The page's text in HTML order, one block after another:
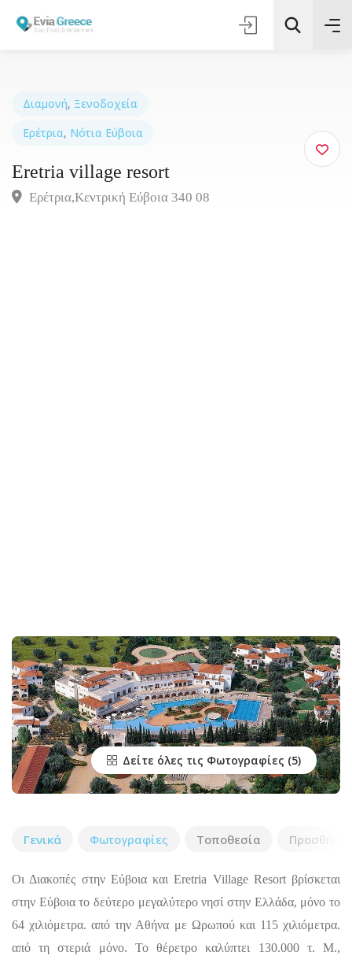
Τοποθεσία
Όλες οι Κατηγορίες
Διαμονή, Ξενοδοχεία
Ερέτρια, Νότια Εύβοια
Eretria village resort
Ερέτρια,Κεντρική Εύβοια 340 08
Δείτε όλες τις Φωτογραφίες
Γενικά Φωτογραφίες Τοποθεσία Προσθήκη
Οι Διακοπές στην Εύβοια και Eretria Village Resort βρίσκεται
στην Εύβοια το δεύτερο μεγαλύτερο νησί στην Ελλάδα, μόνο το
64 χιλιόμετρα. από την Αθήνα με Ωρωπού και 115 χιλιόμετρα.
από τη στεριά μόνο. Το θέρετρο καλύπτει 130.000 τ. Μ.,